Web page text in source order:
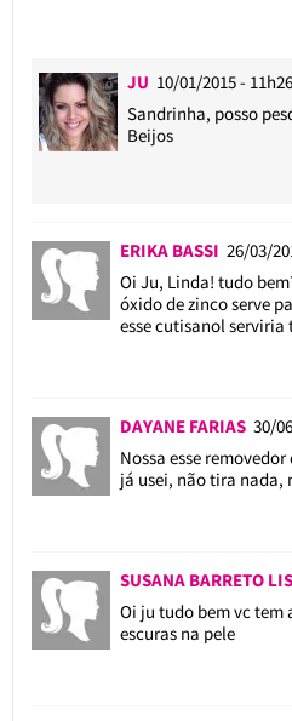
JU 10/01/2015 - 11h26
Sandrinha, posso
Beijos
ERIKA BASSI 26/03/
Oi Ju, Linda! tudo
óxido de zinco serve
esse cutisanol serviria
DAYANE FARIAS 30/
Nossa esse
já usei, não tira nada,
SUSANA BARRETO
Oi ju tudo bem vc
escuras na pele